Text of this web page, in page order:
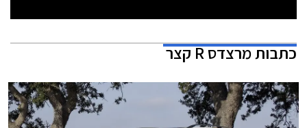
כתבותמרצדס R קצר